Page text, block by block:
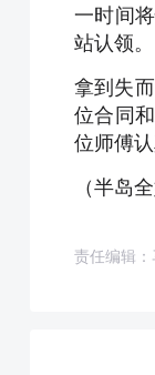
一时间
站认领。
拿到失
位合同
位师傅
（半岛
责任编辑：